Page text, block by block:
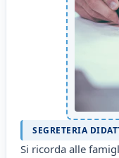
SEGRETERIA
Si ricorda alle